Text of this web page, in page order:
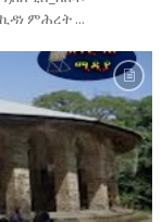
ምሕረት ...